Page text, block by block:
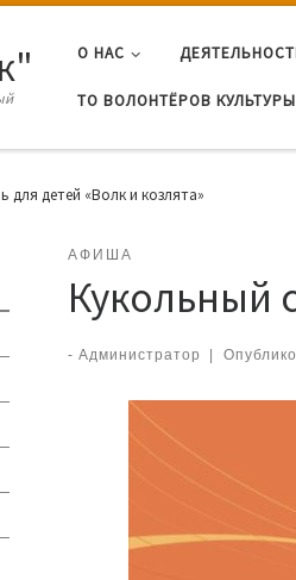
О НАС
ТО ВОЛОНТЁРОВ
для детей «Волк и козлята»
АФИША
Кукольный
- Администратор